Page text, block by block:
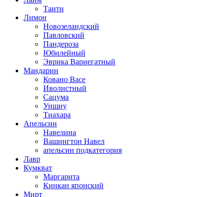
Таити
Лимон
Новозеландский
Павловский
Пандероза
Юбилейный
Эврика Вариегатный
Мандарин
Ковано Васе
Иволистный
Сацума
Уншиу
Тиахара
Апельсин
Навелина
Вашингтон Навел
апельсин подкатегория
Лавр
Кумкват
Маргарита
Кинкан японский
Мирт